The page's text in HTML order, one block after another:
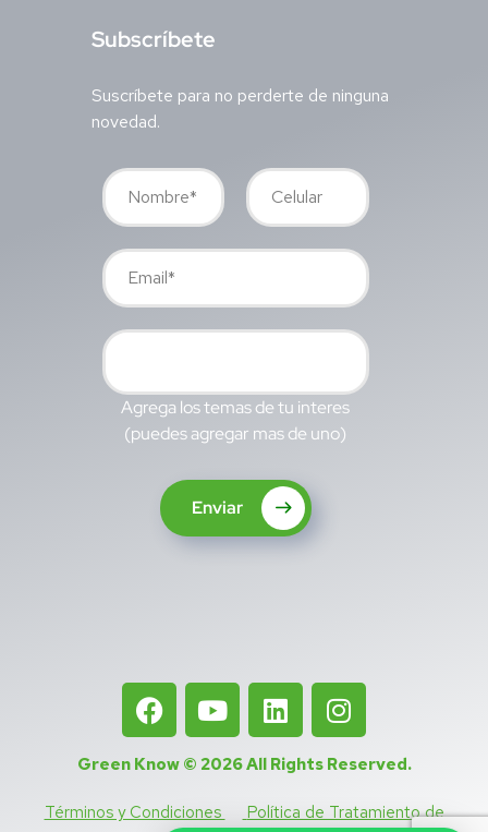
Subscríbete
Suscríbete para no perderte de ninguna
novedad.
Agrega los temas de tu interes
(puedes agregar mas de uno)
Enviar
Green Know © 2026All Rights Reserved.
Términos y Condiciones
Política de Tratamiento de